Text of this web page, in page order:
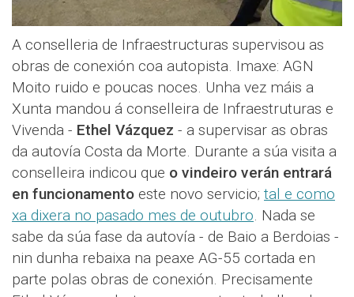
A conselleria de Infraestructuras supervisou as
obras de conexión coa autopista. Imaxe: AGN
Moito ruido e poucas noces. Unha vez máis a
Xunta mandou á conselleira de Infraestruturas e
Vivenda - Ethel Vázquez - a supervisar as obras
da autovía Costa da Morte. Durante a súa visita a
conselleira indicou que o vindeiro verán entrará
en funcionamento este novo servicio; tal e como
xa dixera no pasado mes de outubro. Nada se
sabe da súa fase da autovía - de Baio a Berdoias -
nin dunha rebaixa na peaxe AG-55 cortada en
parte polas obras de conexión. Precisamente